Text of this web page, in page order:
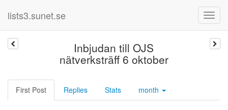
lists3.sunet.se
Inbjudan till OJS
nätverksträff 6 oktober
First Post Replies Stats month